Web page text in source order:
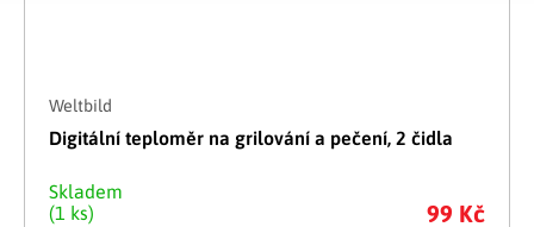
Weltbild
Digitální teploměr na grilování a pečení, 2 čidla
Skladem
(1 ks)
99 Kč